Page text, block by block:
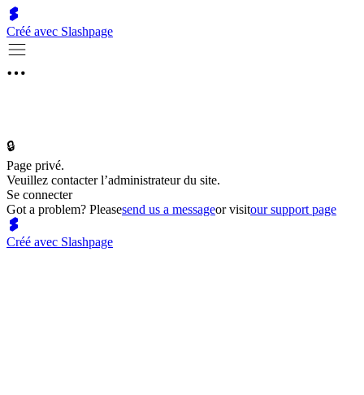
Créé avec Slashpage
🔒
Page privé.
Veuillez contacter l’administrateur du site.
Se connecter
Got a problem? Pleasesend us a messageor visitour support page
Créé avec Slashpage